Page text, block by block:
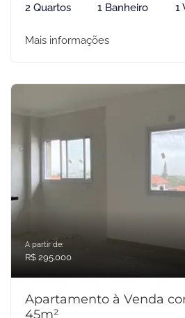
2 Quartos 1 Banheiro 1
Mais informações
A partir de:
R$ 295.000
Apartamento à Venda
45m²